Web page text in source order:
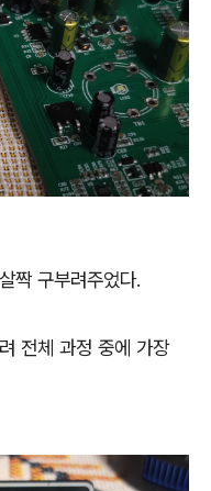
짝 구부려주었다.
전체 과정 중에 가장